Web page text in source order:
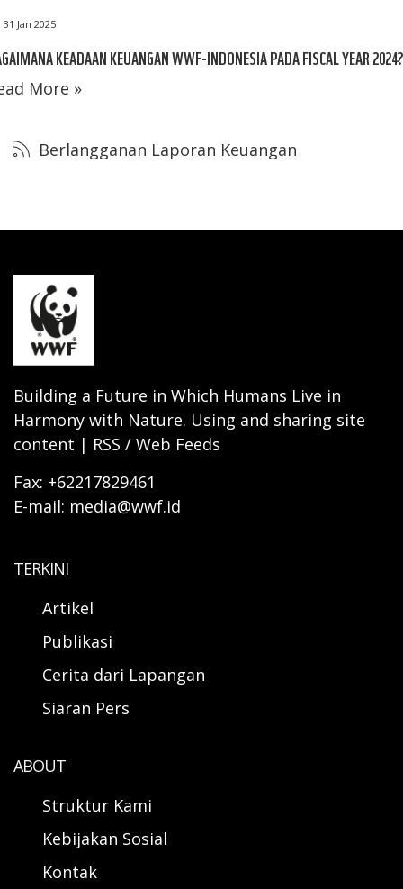
31 Jan 2025
KEADAAN KEUANGAN WWF-INDONESIA PADA FISCAL YEAR 2024?
More »
Berlangganan Laporan Keuangan
Building a Future in Which Humans Live in
Harmony with Nature. Using and sharing site
content | RSS / Web Feeds
Fax: +62217829461
E-mail: media@wwf.id
TERKINI
Artikel
Publikasi
Cerita dari Lapangan
Siaran Pers
ABOUT
Struktur Kami
Kebijakan Sosial
Kontak